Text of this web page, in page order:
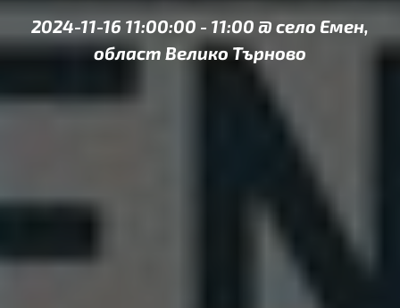
2024-11-16 11:00:00 - 11:00 @ село Емен,
област Велико Търново